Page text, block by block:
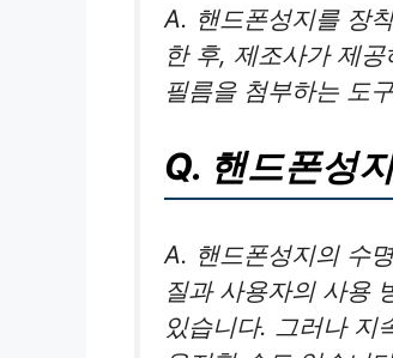
A. 핸드폰성지를 장
한 후, 제조사가 제
필름을 첨부하는 도
Q. 핸드폰성
A. 핸드폰성지의 수
질과 사용자의 사용
있습니다. 그러나 지